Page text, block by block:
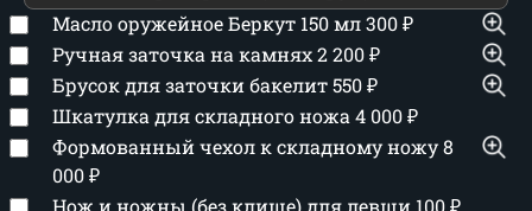
Масло оружейное Беркут 150 мл300₽
Ручная заточка на камнях2 200₽
Брусок для заточки бакелит550₽
Шкатулка для складного ножа 4 000₽
Формованный чехол к складному ножу8
000₽
Нож и ножны (без клише) для левши 100₽